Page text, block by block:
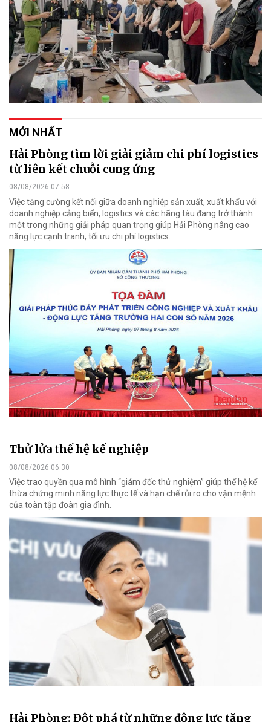
MỚI NHẤT
Hải Phòng tìm lời giải giảm chi phí logistics
từ liên kết chuỗi cung ứng
08/08/2026 07:58
Việc tăng cường kết nối giữa doanh nghiệp sản xuất, xuất khẩu với
doanh nghiệp cảng biển, logistics và các hãng tàu đang trở thành
một trong những giải pháp quan trọng giúp Hải Phòng nâng cao
năng lực cạnh tranh, tối ưu chi phí logistics.
Thử lửa thế hệ kế nghiệp
08/08/2026 06:30
Việc trao quyền qua mô hình “giám đốc thử nghiệm” giúp thế hệ kế
thừa chứng minh năng lực thực tế và hạn chế rủi ro cho vận mệnh
của toàn tập đoàn gia đình.
Hải Phòng: Đột phá từ những động lực tăng